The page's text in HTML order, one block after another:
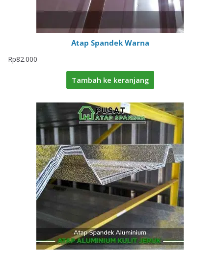
Atap Spandek Warna
Rp82.000
Tambah ke keranjang